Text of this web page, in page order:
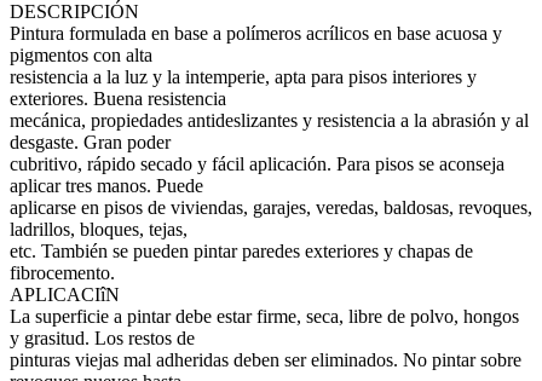
DESCRIPCIÓN
Pintura formulada en base a polímeros acrílicos en base acuosa y
pigmentos con alta
resistencia a la luz y la intemperie, apta para pisos interiores y
exteriores. Buena resistencia
mecánica, propiedades antideslizantes y resistencia a la abrasión y al
desgaste. Gran poder
cubritivo, rápido secado y fácil aplicación. Para pisos se aconseja
aplicar tres manos. Puede
aplicarse en pisos de viviendas, garajes, veredas, baldosas, revoques,
ladrillos, bloques, tejas,
etc. También se pueden pintar paredes exteriores y chapas de
fibrocemento.
APLICACIîN
La superficie a pintar debe estar firme, seca, libre de polvo, hongos
y grasitud. Los restos de
pinturas viejas mal adheridas deben ser eliminados. No pintar sobre